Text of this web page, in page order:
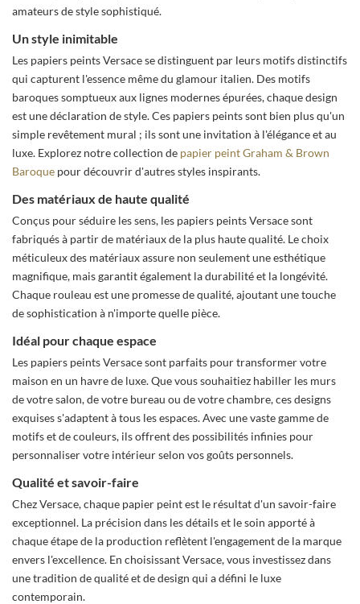
amateurs de style sophistiqué.
Un style inimitable
Les papiers peints Versace se distinguent par leurs motifs distinctifs
qui capturent l'essence même du glamour italien. Des motifs
baroques somptueux aux lignes modernes épurées, chaque design
est une déclaration de style. Ces papiers peints sont bien plus qu'un
simple revêtement mural ; ils sont une invitation à l'élégance et au
luxe. Explorez notre collection de papier peint Graham & Brown
Baroque pour découvrir d'autres styles inspirants.
Des matériaux de haute qualité
Conçus pour séduire les sens, les papiers peints Versace sont
fabriqués à partir de matériaux de la plus haute qualité. Le choix
méticuleux des matériaux assure non seulement une esthétique
magnifique, mais garantit également la durabilité et la longévité.
Chaque rouleau est une promesse de qualité, ajoutant une touche
de sophistication à n'importe quelle pièce.
Idéal pour chaque espace
Les papiers peints Versace sont parfaits pour transformer votre
maison en un havre de luxe. Que vous souhaitiez habiller les murs
de votre salon, de votre bureau ou de votre chambre, ces designs
exquises s'adaptent à tous les espaces. Avec une vaste gamme de
motifs et de couleurs, ils offrent des possibilités infinies pour
personnaliser votre intérieur selon vos goûts personnels.
Qualité et savoir-faire
Chez Versace, chaque papier peint est le résultat d'un savoir-faire
exceptionnel. La précision dans les détails et le soin apporté à
chaque étape de la production reflètent l'engagement de la marque
envers l'excellence. En choisissant Versace, vous investissez dans
une tradition de qualité et de design qui a défini le luxe
contemporain.